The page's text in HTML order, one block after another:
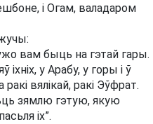
і Огам, валадаром
вам быць на гэтай гары.
іхніх, у Арабу, у горы і ў
вялікай, ракі Эўфрат.
зямлю гэтую, якую
іх”.